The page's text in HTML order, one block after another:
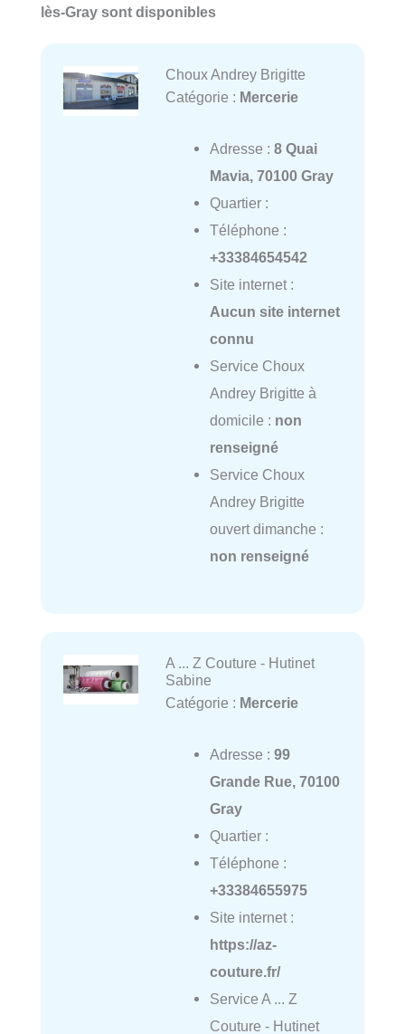
lès-Gray sont disponibles
Choux Andrey Brigitte
Catégorie : Mercerie
Adresse : 8 Quai
Mavia, 70100 Gray
Quartier :
Téléphone :
+33384654542
Site internet :
Aucun site internet
connu
Service Choux
Andrey Brigitte à
domicile : non
renseigné
Service Choux
Andrey Brigitte
ouvert dimanche :
non renseigné
A ... Z Couture - Hutinet
Sabine
Catégorie : Mercerie
Adresse : 99
Grande Rue, 70100
Gray
Quartier :
Téléphone :
+33384655975
Site internet :
https://az-
couture.fr/
Service A ... Z
Couture - Hutinet